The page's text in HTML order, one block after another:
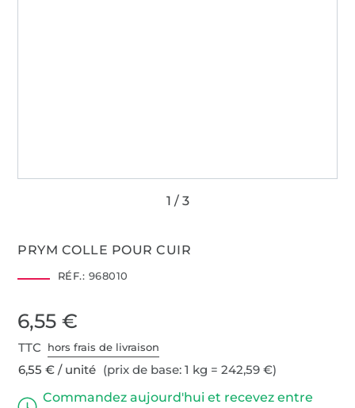
PRYM COLLE POUR CUIR
RÉF.: 968010
6,55 €
TTC hors frais de livraison
6,55 € / unité (prix de base: 1 kg = 242,59 €)
Commandez aujourd'hui et recevez entre